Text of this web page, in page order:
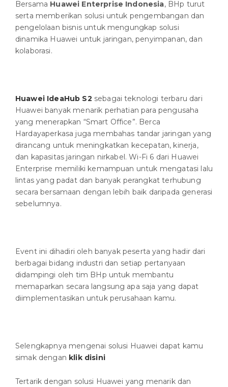
Bersama Huawei Enterprise Indonesia, BHp turut
serta memberikan solusi untuk pengembangan dan
pengelolaan bisnis untuk mengungkap solusi
dinamika Huawei untuk jaringan, penyimpanan, dan
kolaborasi.
Huawei IdeaHub S2 sebagai teknologi terbaru dari
Huawei banyak menarik perhatian para pengusaha
yang menerapkan “Smart Office”. Berca
Hardayaperkasa juga membahas tandar jaringan yang
dirancang untuk meningkatkan kecepatan, kinerja,
dan kapasitas jaringan nirkabel. Wi-Fi 6 dari Huawei
Enterprise memiliki kemampuan untuk mengatasi lalu
lintas yang padat dan banyak perangkat terhubung
secara bersamaan dengan lebih baik daripada generasi
sebelumnya.
Event ini dihadiri oleh banyak peserta yang hadir dari
berbagai bidang industri dan setiap pertanyaan
didampingi oleh tim BHp untuk membantu
memaparkan secara langsung apa saja yang dapat
diimplementasikan untuk perusahaan kamu.
Selengkapnya mengenai solusi Huawei dapat kamu
simak dengan klik disini
Tertarik dengan solusi Huawei yang menarik dan